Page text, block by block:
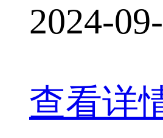
2024-
查看详